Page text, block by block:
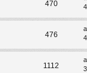
470
476
1112